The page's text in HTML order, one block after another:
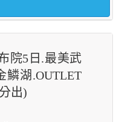
院5日.最美武
鱗湖.OUTLET
出)